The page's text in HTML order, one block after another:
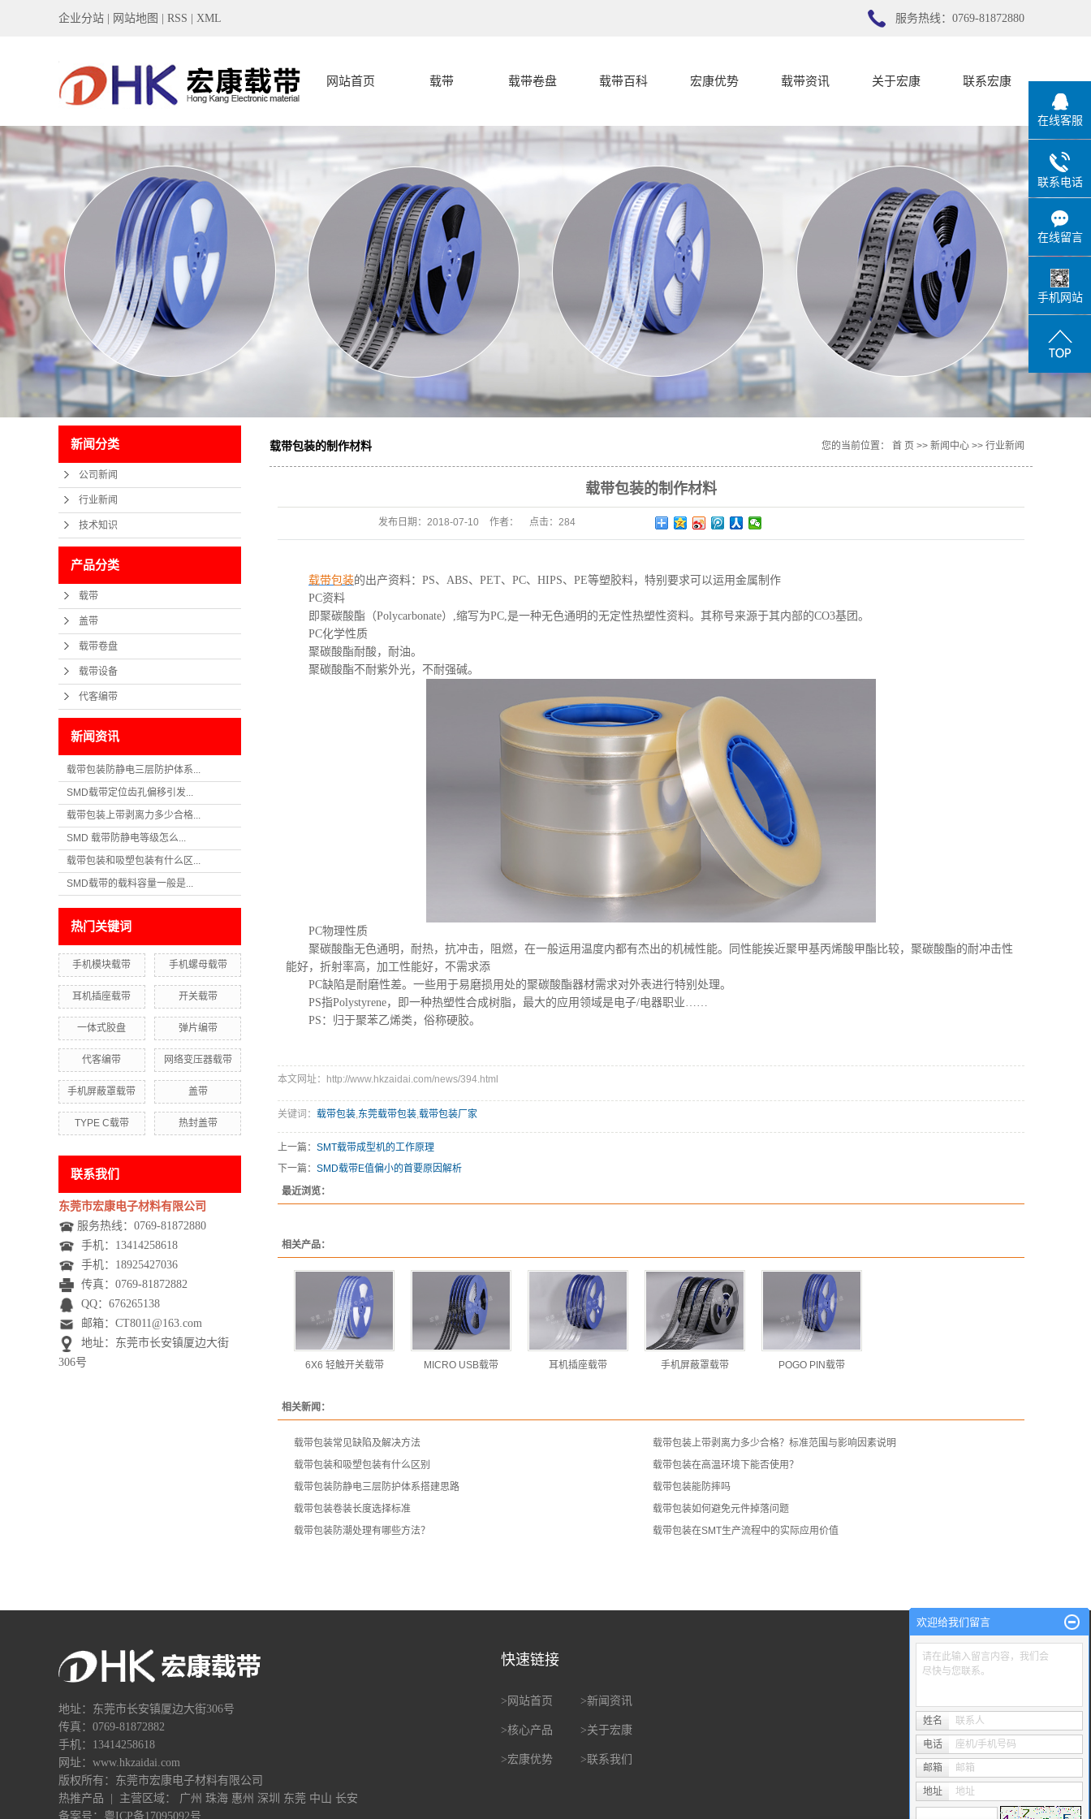
企业分站 网站地图 RSS XML 服务热线：0769-81872880
网站首页 载带
载带
盖带
载带卷盘
载带设备
代客编带
载带卷盘 载带百科
载带封合开裂
的几种常见形
式分析
载带编带过程
中的卡带和跳
料的原因
载带封合开裂
分析
载带的产品分
类
宏康载带有什
么特点，和盖
带有什么区别
宏康优势
宏康优势
载带资讯
公司新闻
技术知识
关于宏康
宏康简介
联系宏康
联系宏康
新闻分类
公司新闻
行业新闻
技术知识
产品分类
载带
盖带
载带卷盘
载带设备
代客编带
新闻资讯
载带包装防静电三层防护体系...
SMD载带定位齿孔偏移引发...
载带包装上带剥离力多少合格...
SMD 载带防静电等级怎么...
载带包装和吸塑包装有什么区...
SMD载带的载料容量一般是...
热门关键词
手机模块载带 手机螺母载带
耳机插座载带 开关载带
一体式胶盘 弹片编带
代客编带 网络变压器载带
手机屏蔽罩载带 盖带
TYPE C载带 热封盖带
联系我们
东莞市宏康电子材料有限公司
服务热线：0769-81872880
手机： 13414258618
手机： 18925427036
传真：0769-81872882
QQ：676265138
邮箱：CT8011@163.com
地址：东莞市长安镇厦边大街
306号
载带包装的制作材料 您的当前位置： 首 页 >> 新闻中心 >> 行业新闻
载带包装的制作材料
发布日期： 2018-07-10 作者： 点击： 284
载带包装的出产资料：PS、ABS、PET、PC、HIPS、PE等塑胶料，特别要求可以运用金属制作
PC资料
即聚碳酸酯（Polycarbonate）,缩写为PC,是一种无色通明的无定性热塑性资料。其称号来源于其内部的CO3基团。
PC化学性质
聚碳酸酯耐酸，耐油。
聚碳酸酯不耐紫外光，不耐强碱。
PC物理性质
聚碳酸酯无色通明，耐热，抗冲击，阻燃，在一般运用温度内都有杰出的机械性能。同性能挨近聚甲基丙烯酸甲酯比较，聚碳酸酯的耐冲击性
能好，折射率高，加工性能好，不需求添
PC缺陷是耐磨性差。一些用于易磨损用处的聚碳酸酯器材需求对外表进行特别处理。
PS指Polystyrene，即一种热塑性合成树脂，最大的应用领域是电子/电器职业……
PS：归于聚苯乙烯类，俗称硬胶。
本文网址：http://www.hkzaidai.com/news/394.html
关键词： 载带包装,东莞载带包装,载带包装厂家
上一篇： SMT载带成型机的工作原理
下一篇： SMD载带E值偏小的首要原因解析
最近浏览：
相关产品：
6X6 轻触开关载带 MICRO USB载带 耳机插座载带 手机屏蔽罩载带 POGO PIN载带
相关新闻：
载带包装常见缺陷及解决方法
载带包装上带剥离力多少合格？标准范围与影响因素说明
载带包装和吸塑包装有什么区别
载带包装在高温环境下能否使用？
载带包装防静电三层防护体系搭建思路
载带包装能防摔吗
载带包装卷装长度选择标准
载带包装如何避免元件掉落问题
载带包装防潮处理有哪些方法？
载带包装在SMT生产流程中的实际应用价值
地址：东莞市长安镇厦边大街306号
传真：0769-81872882
手机：13414258618
网址：www.hkzaidai.com
版权所有：东莞市宏康电子材料有限公司
热推产品 | 主营区域： 广州 珠海 惠州 深圳 东莞 中山 长安
备案号： 粤ICP备17095092号
快速链接
> 网站首页 >新闻资讯
>核心产品 >关于宏康
>宏康优势 >联系我们
在线客服
联系电话
在线留言
手机网站
欢迎给我们留言
请在此输入留言内容，我们会
尽快与您联系。
姓名 联系人
电话 座机/手机号码
邮箱 邮箱
地址 地址